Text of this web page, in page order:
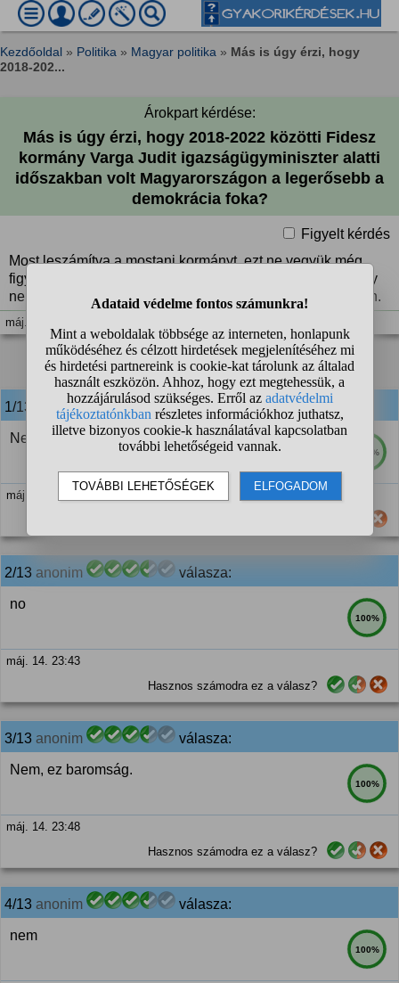
Kezdőoldal » Politika » Magyar politika » Más is úgy érzi, hogy
2018-202...
Árokpart kérdése:
Más is úgy érzi, hogy 2018-2022 közötti Fidesz
kormány Varga Judit igazságügyminiszter alatti
időszakban volt Magyarországon a legerősebb a
demokrácia foka?
Figyelt kérdés
Most leszámítva a mostani kormányt, ezt ne vegyük még
figyelembe mert 2 napja vannak még csak kormányon , így
nem tudunk még véleményt mondani róluk ennek tükrében.
máj. 14. 23:35
1 2 ❯
1/13 anonim válasza:
100%
Nem
máj. 14. 23:38
2/13 anonim válasza:
100%
no
máj. 14. 23:43
Hasznos számodra ez a válasz?
3/13 anonim válasza:
100%
Nem, ez baromság.
máj. 14. 23:48
Hasznos számodra ez a válasz?
4/13 anonim válasza:
100%
nem